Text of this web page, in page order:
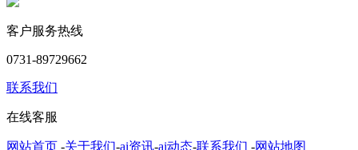
客户服务热线
0731-89729662
联系我们
在线客服
网站首页 -关于我们-ai资讯-ai动态-联系我们 -网站地图